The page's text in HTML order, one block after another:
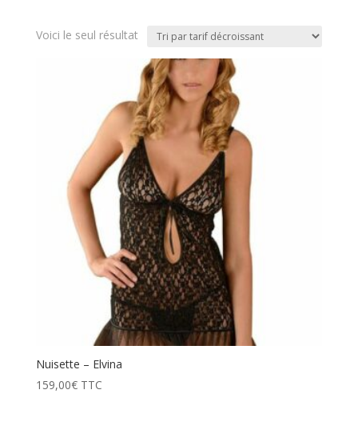
Voici le seul résultat
Nuisette – Elvina
159,00€ TTC